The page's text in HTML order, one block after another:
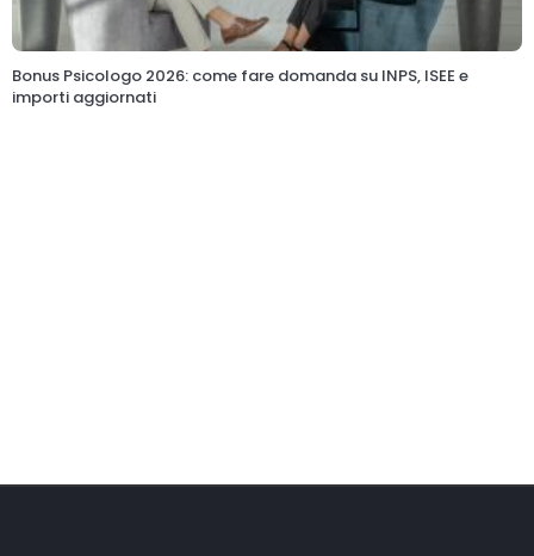
Bonus Psicologo 2026: come fare domanda su INPS, ISEE e
importi aggiornati